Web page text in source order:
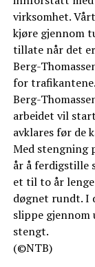
virksomhet.
kjøre gjennom
tillate når det
Berg-
for trafikantene.
Berg-
arbeidet vil
avklares før de
Med stengning
år å ferdigstille
et til to år
døgnet rundt. I
slippe
stengt.
(©NTB)